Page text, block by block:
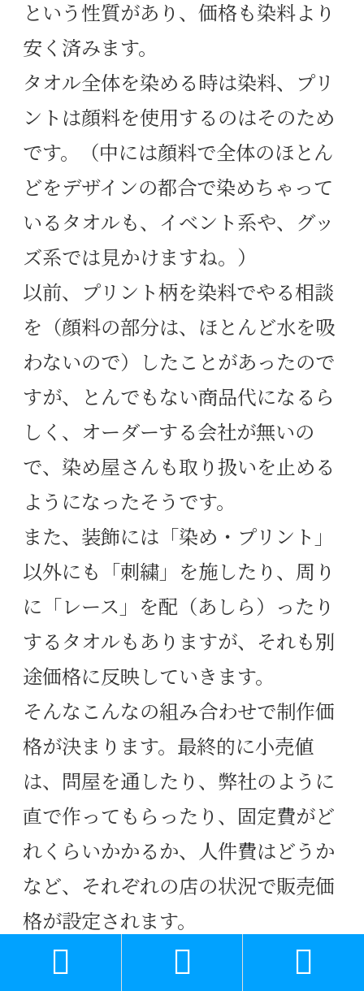
という性質があり、価格も染料より
安く済みます。
タオル全体を染める時は染料、プリ
ントは顔料を使用するのはそのため
です。（中には顔料で全体のほとん
どをデザインの都合で染めちゃって
いるタオルも、イベント系や、グッ
ズ系では見かけますね。）
以前、プリント柄を染料でやる相談
を（顔料の部分は、ほとんど水を吸
わないので）したことがあったので
すが、とんでもない商品代になるら
しく、オーダーする会社が無いの
で、染め屋さんも取り扱いを止める
ようになったそうです。
また、装飾には「染め・プリント」
以外にも「刺繍」を施したり、周り
に「レース」を配（あしら）ったり
するタオルもありますが、それも別
途価格に反映していきます。
そんなこんなの組み合わせで制作価
格が決まります。最終的に小売値
は、問屋を通したり、弊社のように
直で作ってもらったり、固定費がど
れくらいかかるか、人件費はどうか
など、それぞれの店の状況で販売価
格が設定されます。
  